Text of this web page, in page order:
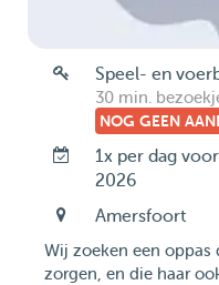
Speel- en
30 min.
NOG GEEN
1x per dag
2026
Amersfoort
Wij zoeken een oppas
zorgen, en die haar